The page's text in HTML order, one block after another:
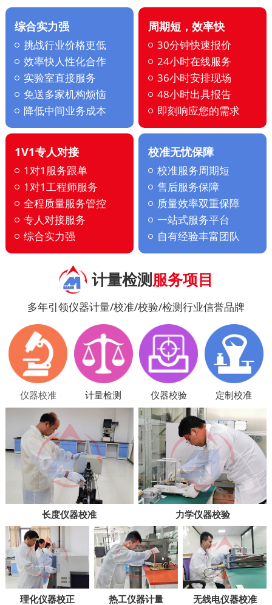
综合实力强
挑战行业价格更低
效率快人性化合作
实验室直接服务
免送多家机构烦恼
降低中间业务成本
周期短，效率快
30分钟快速报价
24小时在线服务
36小时安排现场
48小时出具报告
即刻响应您的需求
1V1专人对接
1对1服务跟单
1对1工程师服务
全程质量服务管控
专人对接服务
综合实力强
校准无忧保障
校准服务周期短
售后服务保障
质量效率双重保障
一站式服务平台
自有经验丰富团队
计量检测服务项目
多年引领仪器计量/校准/校验/检测行业信誉品牌
仪器校准 计量检测 仪器校验 定制校准
长度仪器校准 力学仪器校验
理化仪器校正 热工仪器计量 无线电仪器校准